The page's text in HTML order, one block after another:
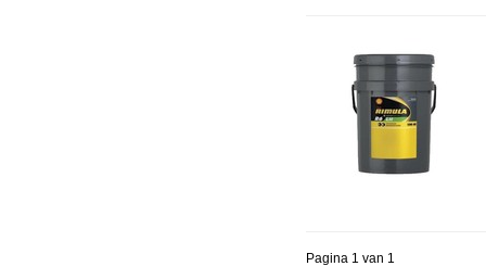
Pagina 1 van 1